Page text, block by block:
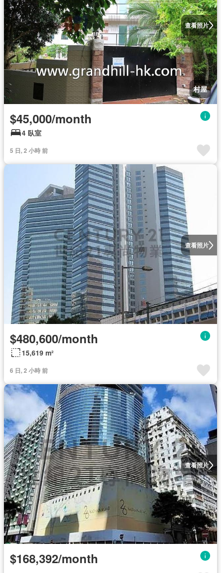
查看照片
村屋
$45,000/month
4 臥室
5 日, 2 小時 前
查看照片
$480,600/month
15,619 m²
6 日, 2 小時 前
查看照片
$168,392/month